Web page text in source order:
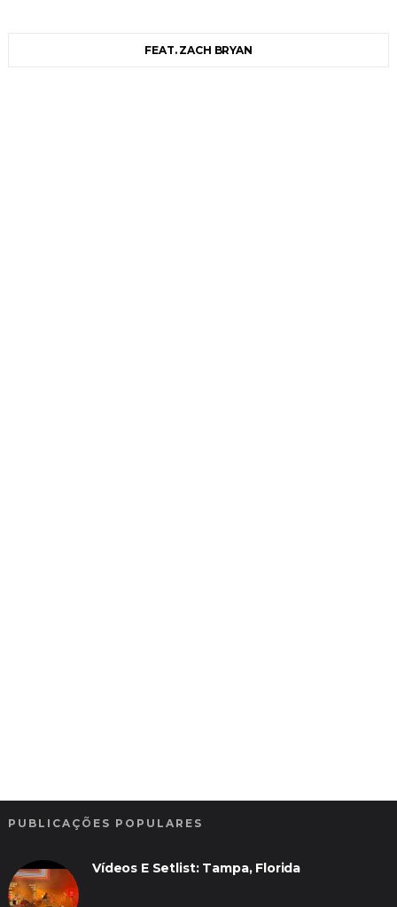
FEAT. ZACH BRYAN
PUBLICAÇÕES POPULARES
Vídeos E Setlist: Tampa, Florida